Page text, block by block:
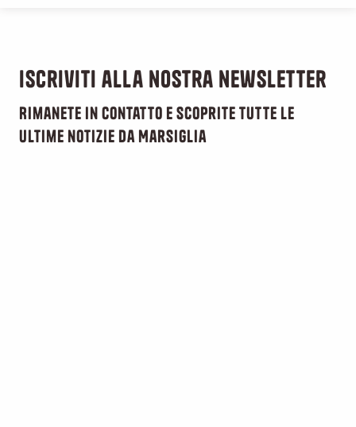
Iscriviti alla nostra newsletter
Rimanete in contatto e scoprite tutte le
ultime notizie da Marsiglia